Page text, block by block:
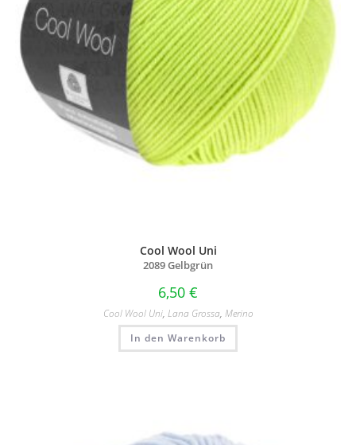
Cool Wool Uni
2089 Gelbgrün
6,50 €
Cool Wool Uni, Lana Grossa, Merino
In den Warenkorb